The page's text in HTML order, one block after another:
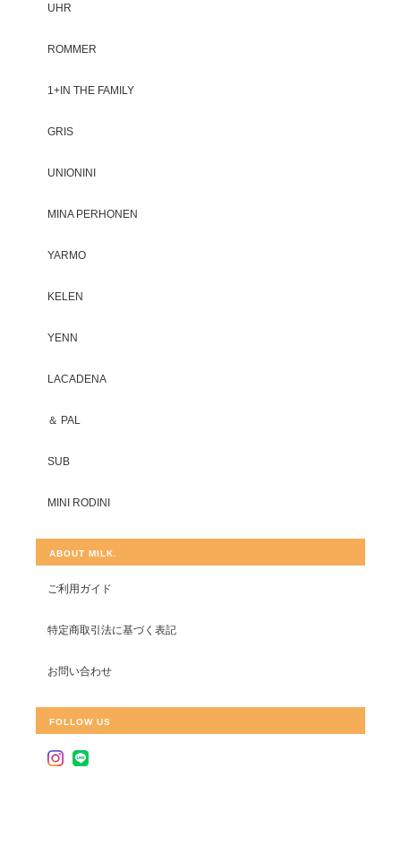
UHR
ROMMER
1+IN THE FAMILY
GRIS
UNIONINI
MINA PERHONEN
YARMO
KELEN
YENN
LACADENA
＆ PAL
SUB
MINI RODINI
ABOUT MILK.
ご利用ガイド
特定商取引法に基づく表記
お問い合わせ
FOLLOW US